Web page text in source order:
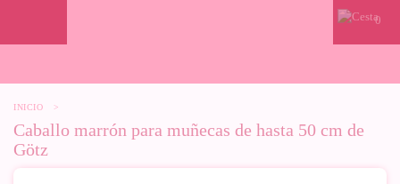
0
INICIO >
Caballo marrón para muñecas de hasta 50 cm de
Götz